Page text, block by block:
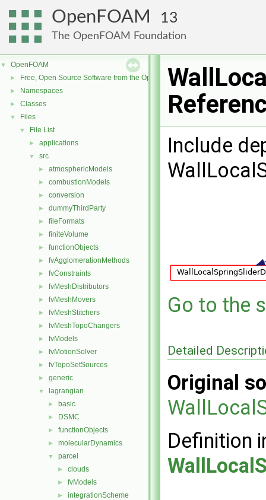
OpenFOAM 13
The OpenFOAM Foundation
▼ OpenFOAM
► Free, Open Source Software from the OpenFOAM Foundation
► Namespaces
► Classes
▼ Files
▼ File List
► applications
▼ src
► atmosphericModels
► combustionModels
► conversion
► dummyThirdParty
► fileFormats
► finiteVolume
► functionObjects
► fvAgglomerationMethods
► fvConstraints
► fvMeshDistributors
► fvMeshMovers
► fvMeshStitchers
► fvMeshTopoChangers
► fvModels
► fvMotionSolver
► fvTopoSetSources
► generic
▼ lagrangian
► basic
► DSMC
► functionObjects
► molecularDynamics
▼ parcel
► clouds
► fvModels
► integrationScheme
Include
Go to the
Detailed
Original
Definition